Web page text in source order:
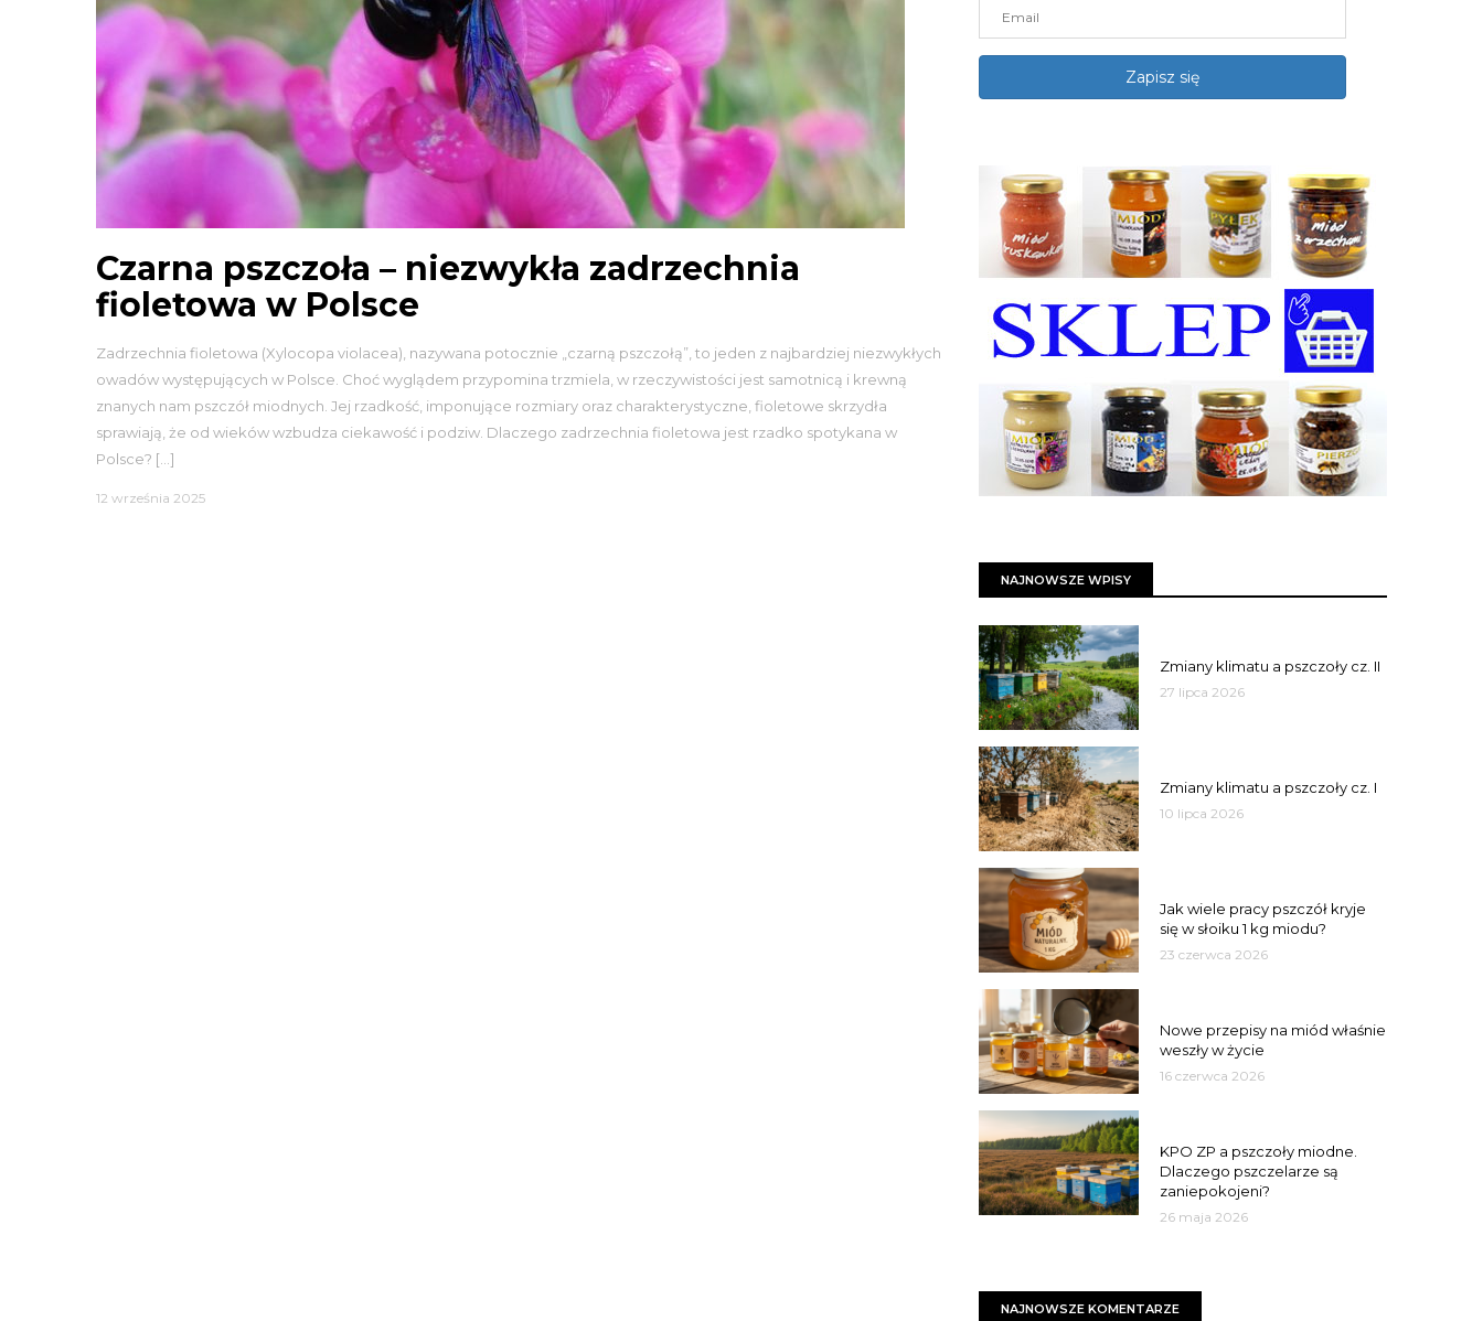
Czarna pszczoła – niezwykła zadrzechnia
fioletowa w Polsce
Zadrzechnia fioletowa (Xylocopa violacea), nazywana potocznie „czarną pszczołą”, to jeden z najbardziej niezwykłych
owadów występujących w Polsce. Choć wyglądem przypomina trzmiela, w rzeczywistości jest samotnicą i krewną
znanych nam pszczół miodnych. Jej rzadkość, imponujące rozmiary oraz charakterystyczne, fioletowe skrzydła
sprawiają, że od wieków wzbudza ciekawość i podziw. Dlaczego zadrzechnia fioletowa jest rzadko spotykana w
Polsce? […]
12 września 2025
NAJNOWSZE WPISY
Zmiany klimatu a pszczoły cz. II
27 lipca 2026
Zmiany klimatu a pszczoły cz. I
10 lipca 2026
Jak wiele pracy pszczół kryje
się w słoiku 1 kg miodu?
23 czerwca 2026
Nowe przepisy na miód właśnie
weszły w życie
16 czerwca 2026
KPO ZP a pszczoły miodne.
Dlaczego pszczelarze są
zaniepokojeni?
26 maja 2026
NAJNOWSZE KOMENTARZE